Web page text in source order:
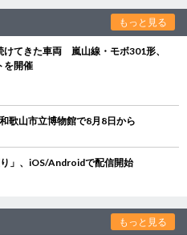
もっと見る
けてきた車両 嵐山線・モボ301形、
を開催
歌山市立博物館で8月8日から
」、iOS/Androidで配信開始
もっと見る